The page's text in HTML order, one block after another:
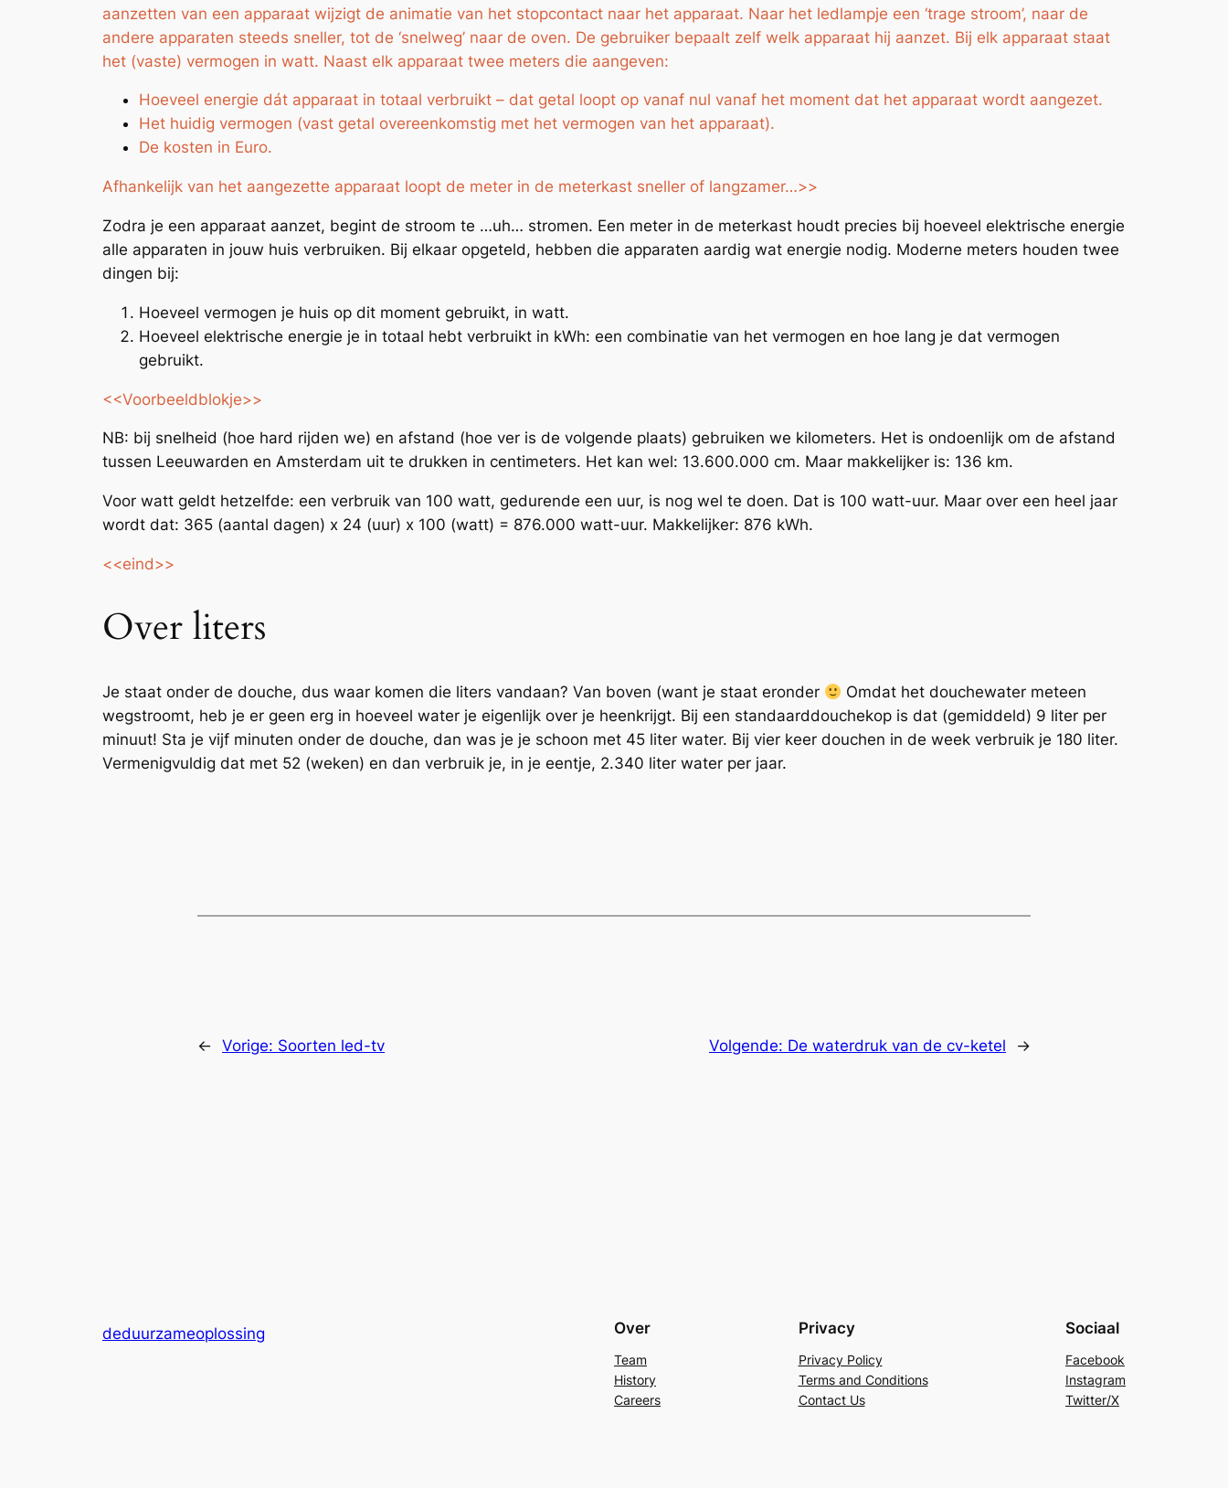
aanzetten van een apparaat wijzigt de animatie van het stopcontact naar het apparaat. Naar het ledlampje een ‘trage stroom’, naar de
andere apparaten steeds sneller, tot de ‘snelweg’ naar de oven. De gebruiker bepaalt zelf welk apparaat hij aanzet. Bij elk apparaat staat
het (vaste) vermogen in watt. Naast elk apparaat twee meters die aangeven:
Hoeveel energie dát apparaat in totaal verbruikt – dat getal loopt op vanaf nul vanaf het moment dat het apparaat wordt aangezet.
Het huidig vermogen (vast getal overeenkomstig met het vermogen van het apparaat).
De kosten in Euro.
Afhankelijk van het aangezette apparaat loopt de meter in de meterkast sneller of langzamer…>>
Zodra je een apparaat aanzet, begint de stroom te …uh… stromen. Een meter in de meterkast houdt precies bij hoeveel elektrische energie
alle apparaten in jouw huis verbruiken. Bij elkaar opgeteld, hebben die apparaten aardig wat energie nodig. Moderne meters houden twee
dingen bij:
Hoeveel vermogen je huis op dit moment gebruikt, in watt.
Hoeveel elektrische energie je in totaal hebt verbruikt in kWh: een combinatie van het vermogen en hoe lang je dat vermogen
gebruikt.
<<Voorbeeldblokje>>
NB: bij snelheid (hoe hard rijden we) en afstand (hoe ver is de volgende plaats) gebruiken we kilometers. Het is ondoenlijk om de afstand
tussen Leeuwarden en Amsterdam uit te drukken in centimeters. Het kan wel: 13.600.000 cm. Maar makkelijker is: 136 km.
Voor watt geldt hetzelfde: een verbruik van 100 watt, gedurende een uur, is nog wel te doen. Dat is 100 watt-uur. Maar over een heel jaar
wordt dat: 365 (aantal dagen) x 24 (uur) x 100 (watt) = 876.000 watt-uur. Makkelijker: 876 kWh.
<<eind>>
Over liters
Je staat onder de douche, dus waar komen die liters vandaan? Van boven (want je staat eronder
Omdat het douchewater meteen
wegstroomt, heb je er geen erg in hoeveel water je eigenlijk over je heenkrijgt. Bij een standaarddouchekop is dat (gemiddeld) 9 liter per
minuut! Sta je vijf minuten onder de douche, dan was je je schoon met 45 liter water. Bij vier keer douchen in de week verbruik je 180 liter.
Vermenigvuldig dat met 52 (weken) en dan verbruik je, in je eentje, 2.340 liter water per jaar.
← Vorige: Soorten led-tv Volgende: De waterdruk van de cv-ketel →
deduurzameoplossing Over
Team
History
Careers
Privacy
Privacy Policy
Terms and Conditions
Contact Us
Sociaal
Facebook
Instagram
Twitter/X